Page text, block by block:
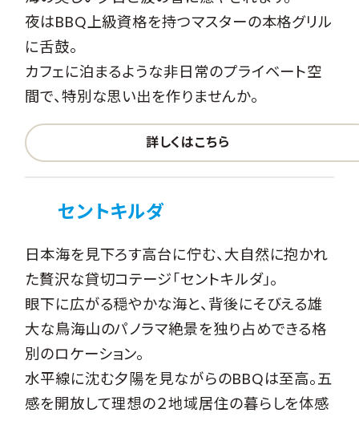
夜はBBQ上級資格を持つマスターの本格グリル
に舌鼓。
カフェに泊まるような非日常のプライベート空
間で、特別な思い出を作りませんか。
詳しくはこちら
セントキルダ
日本海を見下ろす高台に佇む、大自然に抱かれ
た贅沢な貸切コテージ「セントキルダ」。
眼下に広がる穏やかな海と、背後にそびえる雄
大な鳥海山のパノラマ絶景を独り占めできる格
別のロケーション。
水平線に沈む夕陽を見ながらのBBQは至高。五
感を開放して理想の２地域居住の暮らしを体感